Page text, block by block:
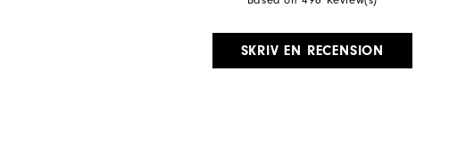
SKRIV EN RECENSION